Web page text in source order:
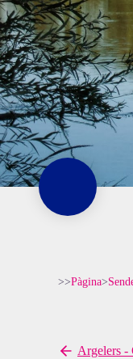
>>Pàgina>
Argelers -